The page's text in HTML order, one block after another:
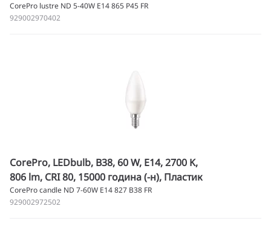
CorePro lustre ND 5-40W E14 865 P45 FR
929002970402
CorePro, LEDbulb, B38, 60 W, E14, 2700 K,
806 lm, CRI 80, 15000 година (-н), Пластик
CorePro candle ND 7-60W E14 827 B38 FR
929002972502